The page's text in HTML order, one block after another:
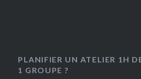
PLANIFIER UN ATELIER 1H
1 GROUPE ?